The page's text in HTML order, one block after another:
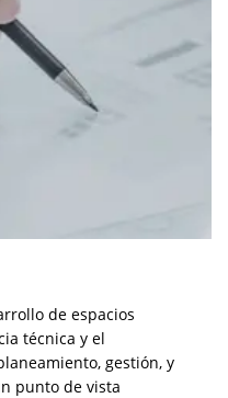
de espacios
técnica y el
gestión, y
punto de vista